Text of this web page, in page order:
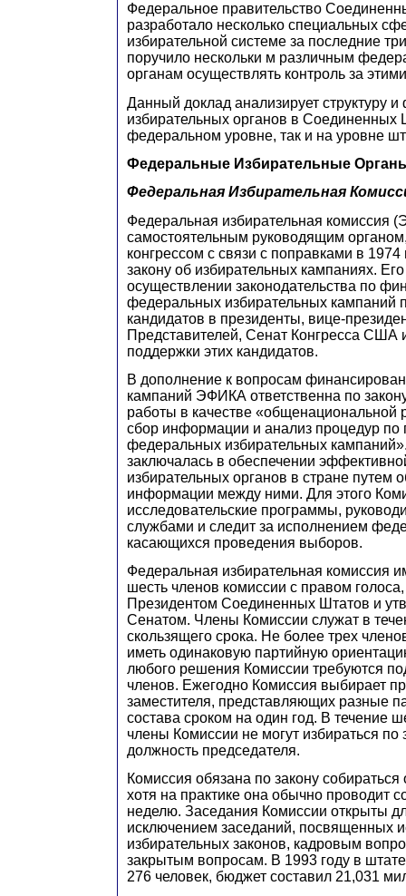
Федеральное правительство
разработало несколько специальных
избирательной системе за последние
поручило нескольки м различным
органам осуществлять контроль за
Данный доклад анализирует структуру
избирательных органов в Соединенных
федеральном уровне, так и на уровне
Федеральные Избирательные
Федеральная Избирательная
Федеральная избирательная комиссия
самостоятельным руководящим
конгрессом с связи с поправками в
закону об избирательных кампаниях.
осуществлении законодательства по
федеральных избирательных кампаний
кандидатов в президенты, вице-
Представителей, Сенат Конгресса США
поддержки этих кандидатов.
В дополнение к вопросам
кампаний ЭФИКА ответственна по
работы в качестве «общенациональной
сбор информации и анализ процедур по
федеральных избирательных
заключалась в обеспечении
избирательных органов в стране путем
информации между ними. Для этого
исследовательские программы,
службами и следит за исполнением
касающихся проведения выборов.
Федеральная избирательная комиссия
шесть членов комиссии с правом
Президентом Соединенных Штатов и
Сенатом. Члены Комиссии служат в
скользящего срока. Не более трех
иметь одинаковую партийную
любого решения Комиссии требуются
членов. Ежегодно Комиссия выбирает
заместителя, представляющих разные
состава сроком на один год. В течение
члены Комиссии не могут избираться по
должность председателя.
Комиссия обязана по закону
хотя на практике она обычно проводит
неделю. Заседания Комиссии открыты
исключением заседаний, посвященных
избирательных законов, кадровым
закрытым вопросам. В 1993 году в
276 человек, бюджет составил 21,031